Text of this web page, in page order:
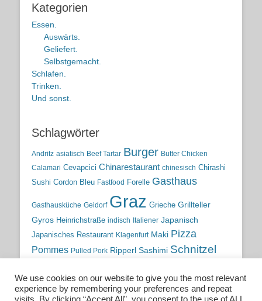
Kategorien
Essen.
Auswärts.
Geliefert.
Selbstgemacht.
Schlafen.
Trinken.
Und sonst.
Schlagwörter
Andritz asiatisch Beef Tartar Burger Butter Chicken
Calamari Cevapcici Chinarestaurant chinesisch Chirashi
Sushi Cordon Bleu Fastfood Forelle Gasthaus
Gasthausküche Geidorf Graz Grieche Grillteller
Gyros Heinrichstraße indisch Italiener Japanisch
Japanisches Restaurant Klagenfurt Maki Pizza
Pommes Pulled Pork Ripperl Sashimi Schnitzel
traditionelle Küche Traditionsgasthaus Vulkanland
Wild österreichische Küche
We use cookies on our website to give you the most relevant
experience by remembering your preferences and repeat